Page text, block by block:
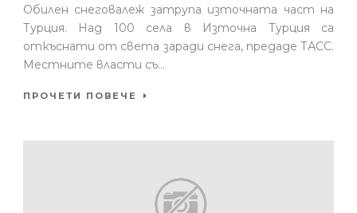
Обилен снеговалеж затрупа източната част на
Турция. Над 100 села в Източна Турция са
откъснати от света заради снега, предаде ТАСС.
Местните власти съ...
ПРОЧЕТИ ПОВЕЧЕ